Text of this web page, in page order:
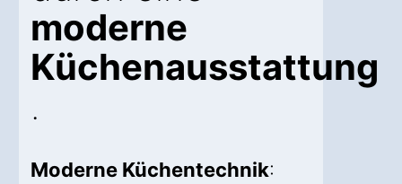
moderne
Küchenausstattung
.
Moderne Küchentechnik: